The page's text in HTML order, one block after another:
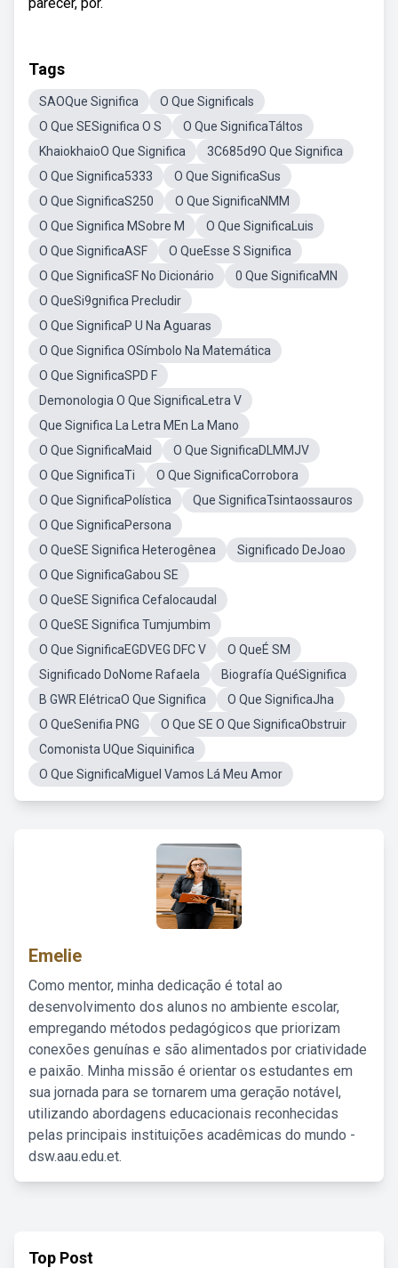
Tags
SAOQue Significa
O Que SignificaIs
O Que SESignifica O S
O Que SignificaTáltos
KhaiokhaioO Que Significa
3C685d9O Que Significa
O Que Significa5333
O Que SignificaSus
O Que SignificaS250
O Que SignificaNMM
O Que Significa MSobre M
O Que SignificaLuis
O Que SignificaASF
O QueEsse S Significa
O Que SignificaSF No Dicionário
0 Que SignificaMN
O QueSi9gnifica Precludir
O Que SignificaP U Na Aguaras
O Que Significa OSímbolo Na Matemática
O Que SignificaSPD F
Demonologia O Que SignificaLetra V
Que Significa La Letra MEn La Mano
O Que SignificaMaid
O Que SignificaDLMMJV
O Que SignificaTi
O Que SignificaCorrobora
O Que SignificaPolística
Que SignificaTsintaossauros
O Que SignificaPersona
O QueSE Significa Heterogênea
Significado DeJoao
O Que SignificaGabou SE
O QueSE Significa Cefalocaudal
O QueSE Significa Tumjumbim
O Que SignificaEGDVEG DFC V
O QueÉ SM
Significado DoNome Rafaela
Biografía QuéSignifica
B GWR ElétricaO Que Significa
O Que SignificaJha
O QueSenifia PNG
O Que SE O Que SignificaObstruir
Comonista UQue Siquinifica
O Que SignificaMiguel Vamos Lá Meu Amor
Emelie
Como mentor, minha dedicação é total ao
desenvolvimento dos alunos no ambiente escolar,
empregando métodos pedagógicos que priorizam
conexões genuínas e são alimentados por criatividade
e paixão. Minha missão é orientar os estudantes em
sua jornada para se tornarem uma geração notável,
utilizando abordagens educacionais reconhecidas
pelas principais instituições acadêmicas do mundo -
dsw.aau.edu.et.
Top Post